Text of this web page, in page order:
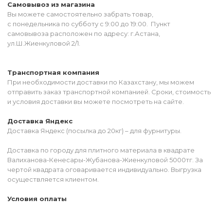
Самовывоз из магазина
Вы можете самостоятельно забрать товар,
с понедельника по субботу с 9:00 до 19:00. Пункт
самовывоза расположен по адресу: г.Астана,
ул.Ш.Жиенкуловой 2/1.
Транспортная компания
При необходимости доставки по Казахстану, мы можем
отправить заказ транспортной компанией. Сроки, стоимость
и условия доставки вы можете посмотреть на сайте.
Доставка Яндекс
Доставка Яндекс (посылка до 20кг) – для фурнитуры.
Доставка по городу для плитного материала в квадрате
Валиханова-Кенесары-Жубанова-Жиенкуловой 5000тг. За
чертой квадрата оговаривается индивидуально. Выгрузка
осуществляется клиентом.
Условия оплаты